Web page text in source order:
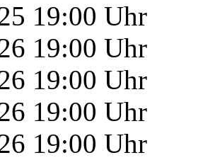
19:00 Uhr
19:00 Uhr
19:00 Uhr
19:00 Uhr
19:00 Uhr